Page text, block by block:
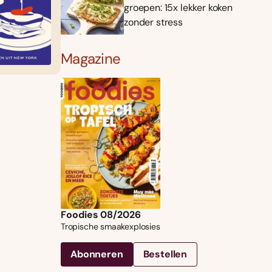
groepen: 15x lekker koken
zonder stress
Magazine
Foodies 08/2026
Tropische smaakexplosies
Abonneren Bestellen